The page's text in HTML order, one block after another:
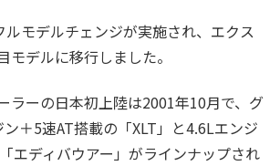
ルモデルチェンジが実施され、エクス
モデルに移行しました。
ラーの日本初上陸は2001年10月で、グ
＋5速AT搭載の「XLT」と4.6Lエンジ
エディバウアー」がラインナップされ